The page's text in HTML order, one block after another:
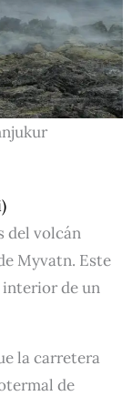
del volcán
Myvatn. Este
interior de un
la carretera
de